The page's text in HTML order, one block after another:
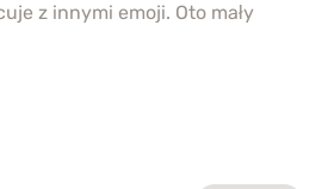
z innymi emoji. Oto mały